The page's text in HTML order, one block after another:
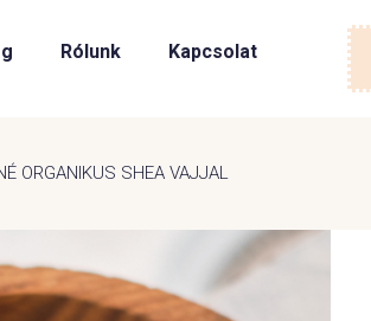
Rólunk Kapcsolat
ORGANIKUS SHEA VAJJAL